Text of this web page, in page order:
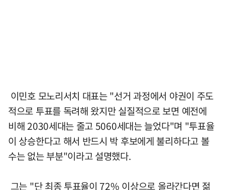
이민호 모노리서치 대표는 "선거 과정에서 야권이 주도
적으로 투표를 독려해 왔지만 실질적으로 보면 예전에
비해 2030세대는 줄고 5060세대는 늘었다"며 "투표율
이 상승한다고 해서 반드시 박 후보에게 불리하다고 볼
수는 없는 부분"이라고 설명했다.
그는 "단 최종 투표율이 72% 이상으로 올라간다면 젊